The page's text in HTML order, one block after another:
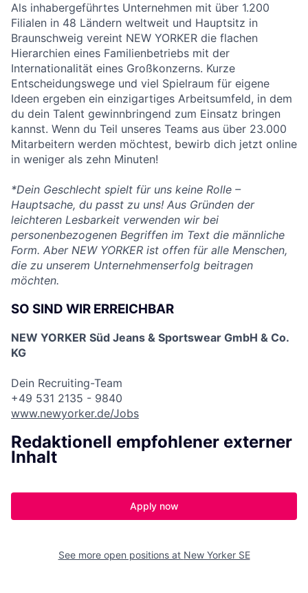
Als inhabergeführtes Unternehmen mit über 1.200
Filialen in 48 Ländern weltweit und Hauptsitz in
Braunschweig vereint NEW YORKER die flachen
Hierarchien eines Familienbetriebs mit der
Internationalität eines Großkonzerns. Kurze
Entscheidungswege und viel Spielraum für eigene
Ideen ergeben ein einzigartiges Arbeitsumfeld, in dem
du dein Talent gewinnbringend zum Einsatz bringen
kannst. Wenn du Teil unseres Teams aus über 23.000
Mitarbeitern werden möchtest, bewirb dich jetzt online
in weniger als zehn Minuten!
*Dein Geschlecht spielt für uns keine Rolle –
Hauptsache, du passt zu uns! Aus Gründen der
leichteren Lesbarkeit verwenden wir bei
personenbezogenen Begriffen im Text die männliche
Form. Aber NEW YORKER ist offen für alle Menschen,
die zu unserem Unternehmenserfolg beitragen
möchten.
SO SIND WIR ERREICHBAR
NEW YORKER Süd Jeans & Sportswear GmbH & Co.
KG
Dein Recruiting-Team
+49 531 2135 - 9840
www.newyorker.de/Jobs
Redaktionell empfohlener externer
Inhalt
Apply now
See more open positions at New Yorker SE